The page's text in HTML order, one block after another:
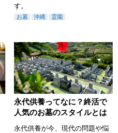
す。
お墓 沖縄 霊園
永代供養ってなに？終活で
人気のお墓のスタイルとは
永代供養が今、現代の問題や悩